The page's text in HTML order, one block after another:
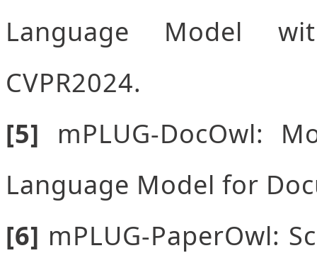
Language Model
CVPR2024.
[5] mPLUG-DocOwl:
Language Model for
[6] mPLUG-PaperOwl: